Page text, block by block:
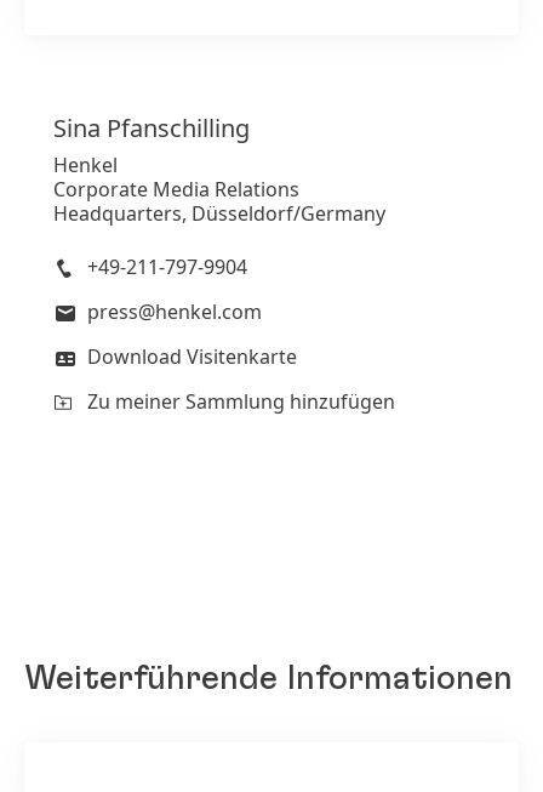
Sina Pfanschilling
Henkel
Corporate Media Relations
Headquarters, Düsseldorf/Germany
+49-211-797-9904
press@henkel.com
Download Visitenkarte
Zu meiner Sammlung hinzufügen
Weiterführende Informationen